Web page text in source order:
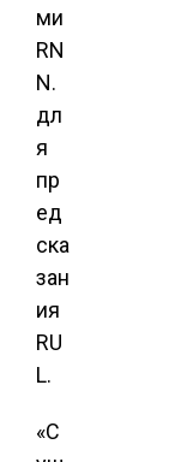
ми
RN
N.
дл
я
пр
ед
ска
зан
ия
RU
L.
«С